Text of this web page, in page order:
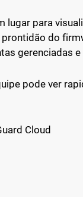
lugar para
do
gerenciadas e
pode ver
Cloud